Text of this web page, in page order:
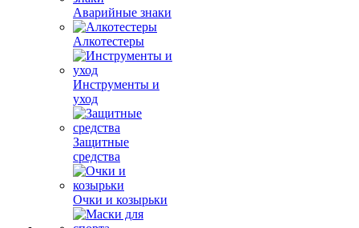
Аварийные знаки
Алкотестеры
Инструменты и
уход
Защитные
средства
Очки и козырьки